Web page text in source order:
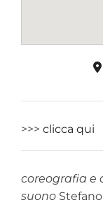
>>> clicca qui
coreografia e
suono